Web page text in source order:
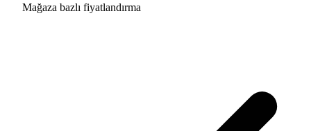
Mağaza bazlı fiyatlandırma